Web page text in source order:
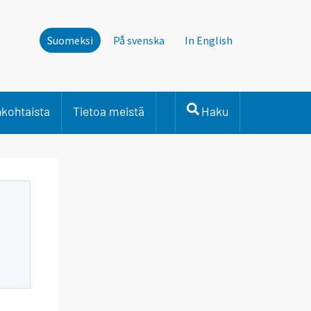
Suomeksi På svenska In English
Tietoa meistä Haku